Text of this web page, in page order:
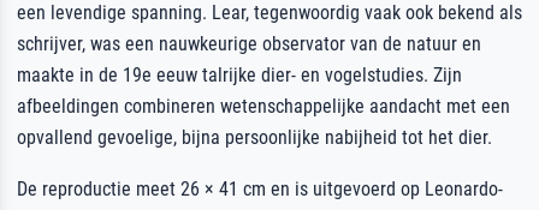
een levendige spanning. Lear, tegenwoordig vaak ook bekend als
schrijver, was een nauwkeurige observator van de natuur en
maakte in de 19e eeuw talrijke dier- en vogelstudies. Zijn
afbeeldingen combineren wetenschappelijke aandacht met een
opvallend gevoelige, bijna persoonlijke nabijheid tot het dier.
De reproductie meet 26 × 41 cm en is uitgevoerd op Leonardo-